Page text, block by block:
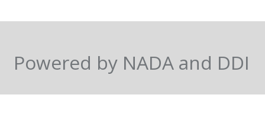
Powered by NADA and DDI